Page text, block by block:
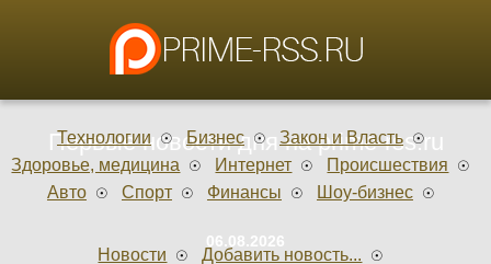
Первые новости дня на prime-rss.ru
06.08.2026
Технологии Бизнес
Закон и Власть
Здоровье, медицина
Интернет
Происшествия
Авто
Спорт Финансы Шоу-бизнес
Новости
Добавить новость...